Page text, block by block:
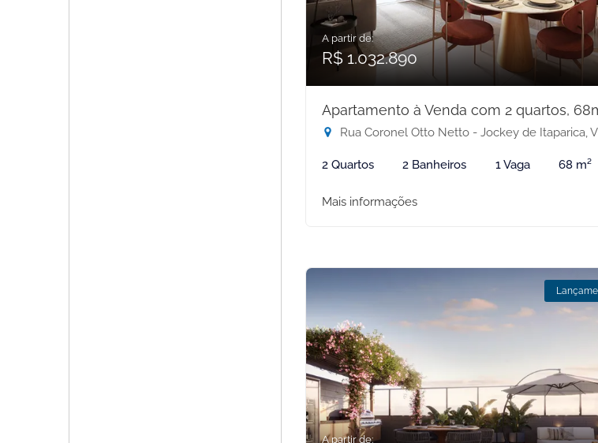
A partir de:
R$ 1.032.890
Apartamento à Venda com 2 quartos,
Rua Coronel Otto Netto - Jockey de Itaparica, Vila
2 Quartos 2 Banheiros 1 Vaga 68 m²
Mais informações
A partir de: